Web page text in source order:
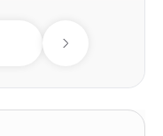
Next day